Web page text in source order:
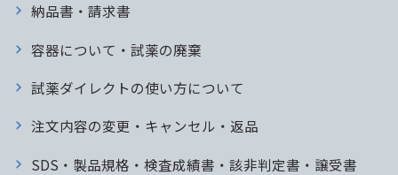
納品書・請求書
容器について・試薬の廃棄
試薬ダイレクトの使い方について
注文内容の変更・キャンセル・返品
SDS・製品規格・検査成績書・該非判定書・譲受書